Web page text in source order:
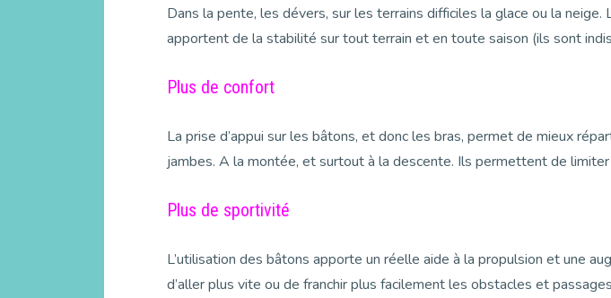
Dans la pente, les dévers, sur les terrains difficiles la glace ou la
apportent de la stabilité sur tout terrain et en toute saison (ils sont
Plus de confort
La prise d’appui sur les bâtons, et donc les bras, permet de mieux
jambes. A la montée, et surtout à la descente. Ils permettent de
Plus de sportivité
L’utilisation des bâtons apporte un réelle aide à la propulsion et une
d’aller plus vite ou de franchir plus facilement les obstacles et